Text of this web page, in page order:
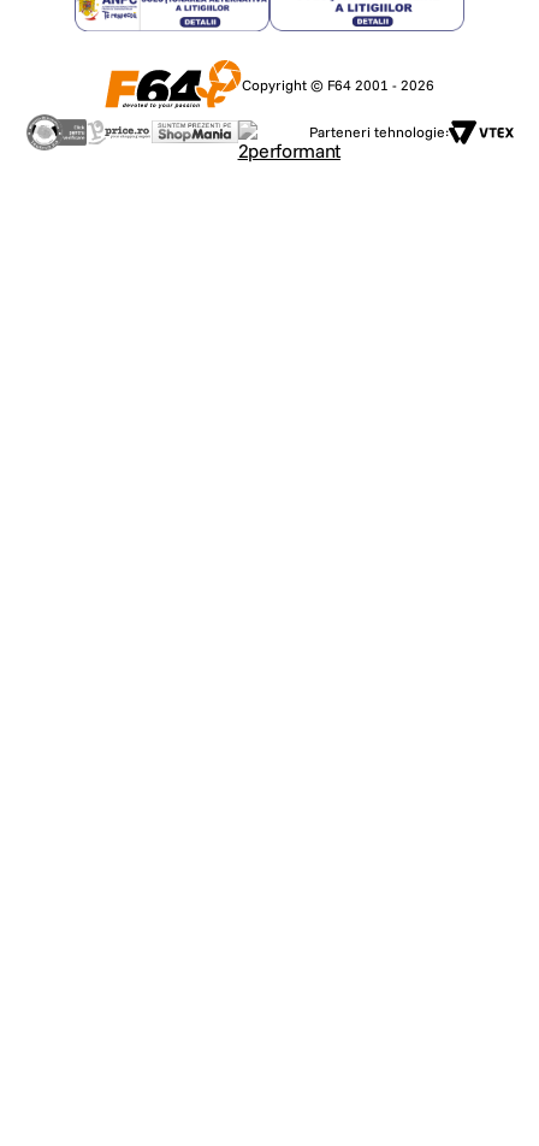
Copyright © F64 2001 - 2026
Parteneri tehnologie: